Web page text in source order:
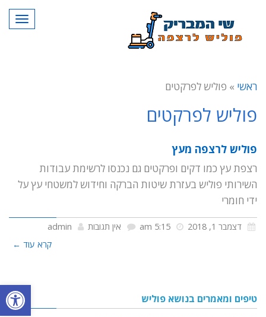
פתח
ראשי » פוליש לפרקטים
פוליש לפרקטים
פוליש לרצפה מעץ
רצפת עץ כמו דקים ופרקטים גם נכנסו לרשימת עבודות
השירותי פוליש בעזרת שיטות הברקה וחידוש למשטחי עץ על
ידי חומרי
דצמבר 1, 2018 אין תגובות
admin
קרא עוד ←
טיפים ומאמרים בנושא פוליש